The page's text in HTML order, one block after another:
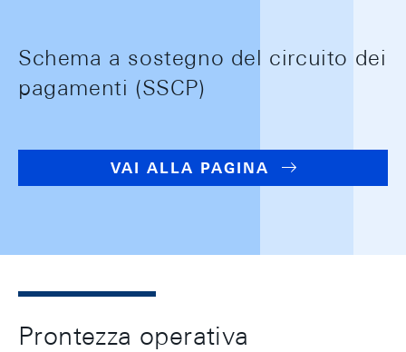
Schema a sostegno del circuito dei
pagamenti (SSCP)
VAI ALLA PAGINA
Prontezza operativa